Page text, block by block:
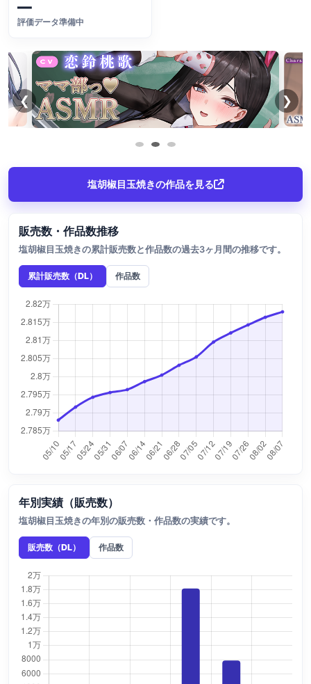
—
評価データ準備中
❮ ❯
塩胡椒目玉焼きの作品を見る
販売数・作品数推移
塩胡椒目玉焼きの累計販売数と作品数の過去3ヶ月間の推移です。
累計販売数（DL） 作品数
年別実績（販売数）
塩胡椒目玉焼きの年別の販売数・作品数の実績です。
販売数（DL） 作品数